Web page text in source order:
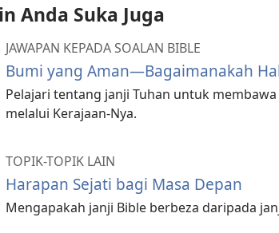
Anda Suka Juga
JAWAPAN KEPADA SOALAN BIBLE
Bumi yang Aman—Bagaimanakah
Pelajari tentang janji Tuhan untuk
melalui Kerajaan-Nya.
TOPIK-TOPIK LAIN
Harapan Sejati bagi Masa Depan
Mengapakah janji Bible berbeza daripada